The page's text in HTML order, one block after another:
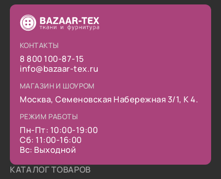
КОНТАКТЫ
8 800 100-87-15
info@bazaar-tex.ru
МАГАЗИН И ШОУРОМ
Москва, Семеновская Набережная 3/1, К 4.
РЕЖИМ РАБОТЫ
Пн-Пт: 10:00-19:00
Сб: 11:00-16:00
Вс: Выходной
КАТАЛОГ ТОВАРОВ